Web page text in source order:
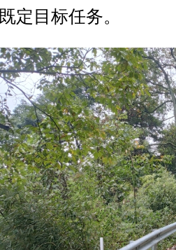
既定目标任务。